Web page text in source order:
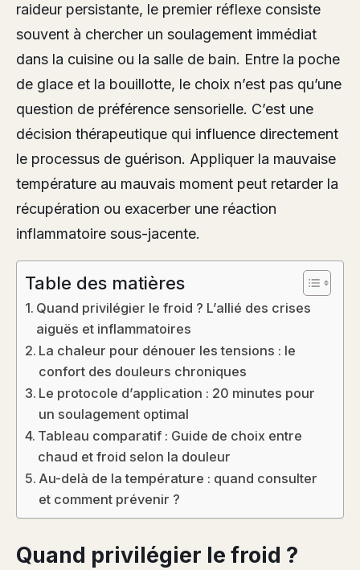
raideur persistante, le premier réflexe consiste
souvent à chercher un soulagement immédiat
dans la cuisine ou la salle de bain. Entre la poche
de glace et la bouillotte, le choix n’est pas qu’une
question de préférence sensorielle. C’est une
décision thérapeutique qui influence directement
le processus de guérison. Appliquer la mauvaise
température au mauvais moment peut retarder la
récupération ou exacerber une réaction
inflammatoire sous-jacente.
Table des matières
Quand privilégier le froid ? L’allié des crises
aiguës et inflammatoires
La chaleur pour dénouer les tensions : le
confort des douleurs chroniques
Le protocole d’application : 20 minutes pour
un soulagement optimal
Tableau comparatif : Guide de choix entre
chaud et froid selon la douleur
Au-delà de la température : quand consulter
et comment prévenir ?
Quand privilégier le froid ?